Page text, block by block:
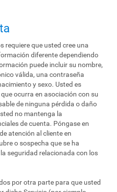
requiere que usted cree una
diferente dependiendo
puede incluir su nombre,
válida, una contraseña
y sexo. Usted es
ocurra en asociación con su
de ninguna pérdida o daño
no mantenga la
de cuenta. Póngase en
atención al cliente en
o sospecha que se ha
seguridad relacionada con los
por otra parte para que usted